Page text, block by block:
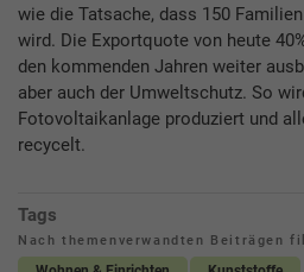
wie die Tatsache, dass 150
wird. Die Exportquote von heute
den kommenden Jahren weiter
aber auch der Umweltschutz. So
Fotovoltaikanlage produziert und
recycelt.
Tags
Nach themenverwandten Beiträgen